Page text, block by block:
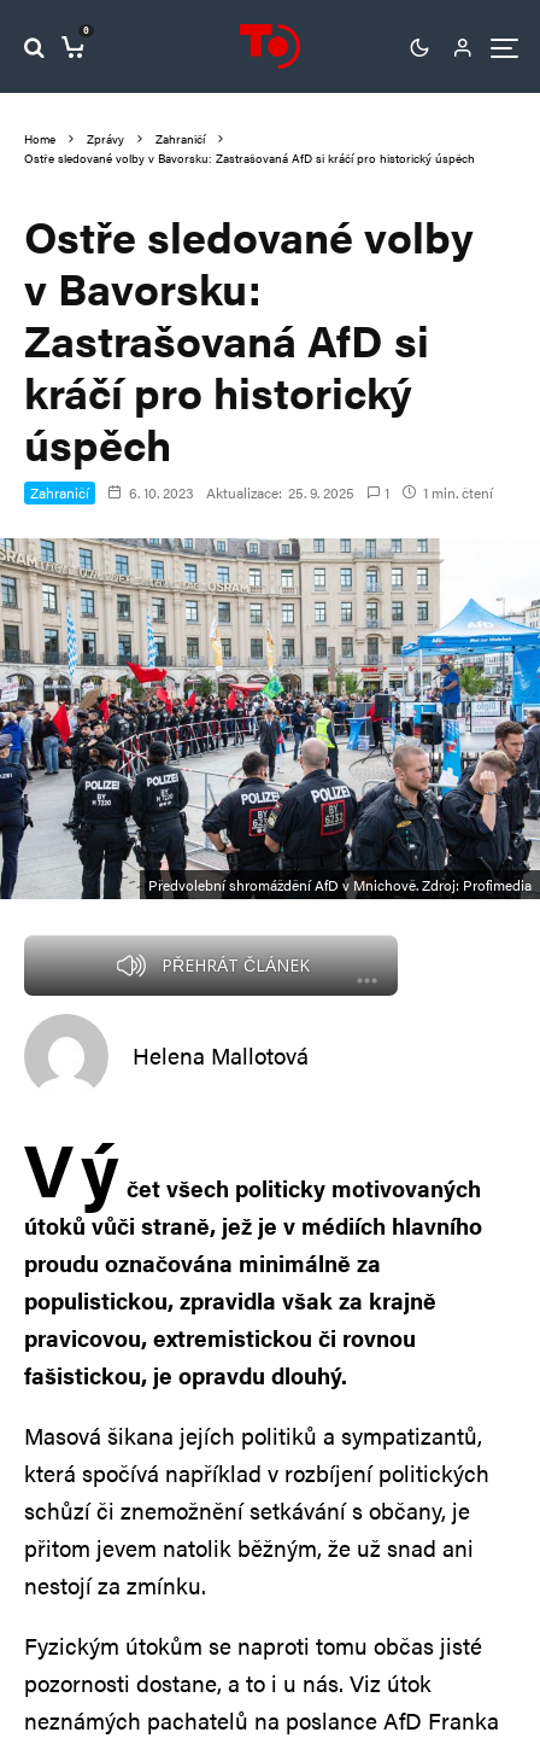
0
Home Zprávy
Zahraničí
Ostře sledované volby v Bavorsku: Zastrašovaná AfD si kráčí pro historický úspěch
Ostře sledované volby
v Bavorsku:
Zastrašovaná AfD si
kráčí pro historický
úspěch
Zahraničí 6. 10. 2023 Aktualizace: 25. 9. 2025 1 1 min. čtení
Předvolební shromáždění AfD v Mnichově. Zdroj: Profimedia
PŘEHRÁT ČLÁNEK
Helena Mallotová
Vý čet všech politicky motivovaných
útoků vůči straně, jež je v médiích hlavního
proudu označována minimálně za
populistickou, zpravidla však za krajně
pravicovou, extremistickou či rovnou
fašistickou, je opravdu dlouhý.
Masová šikana jejích politiků a sympatizantů,
která spočívá například v rozbíjení politických
schůzí či znemožnění setkávání s občany, je
přitom jevem natolik běžným, že už snad ani
nestojí za zmínku.
Fyzickým útokům se naproti tomu občas jisté
pozornosti dostane, a to i u nás. Viz útok
neznámých pachatelů na poslance AfD Franka